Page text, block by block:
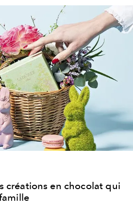
créations en chocolat qui